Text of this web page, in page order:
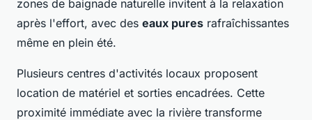
zones de baignade naturelle invitent à la relaxation
après l'effort, avec des eaux pures rafraîchissantes
même en plein été.
Plusieurs centres d'activités locaux proposent
location de matériel et sorties encadrées. Cette
proximité immédiate avec la rivière transforme